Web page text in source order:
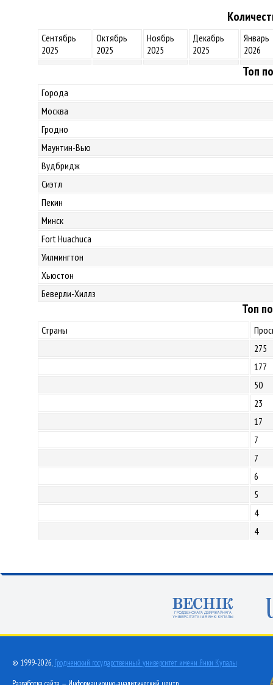
Сентябрь
2025
Октябрь
2025
Ноябрь
2025
Декабрь
2025
Январь
2026
Топ
Города
Москва
Гродно
Маунтин-Вью
Вудбридж
Сиэтл
Пекин
Минск
Fort Huachuca
Уилмингтон
Хьюстон
Беверли-Хиллз
Топ
Страны
275
177
50
23
17
7
7
6
5
4
4
© 1999-2026, Гродненский государственный университет имени Янки Купалы